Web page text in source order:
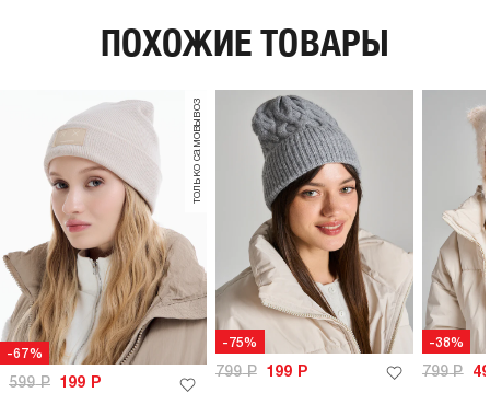
ПОХОЖИЕ ТОВАРЫ
-67%
только самовывоз
599Р 199 Р
-75%
799Р 199 Р
-38%
799Р